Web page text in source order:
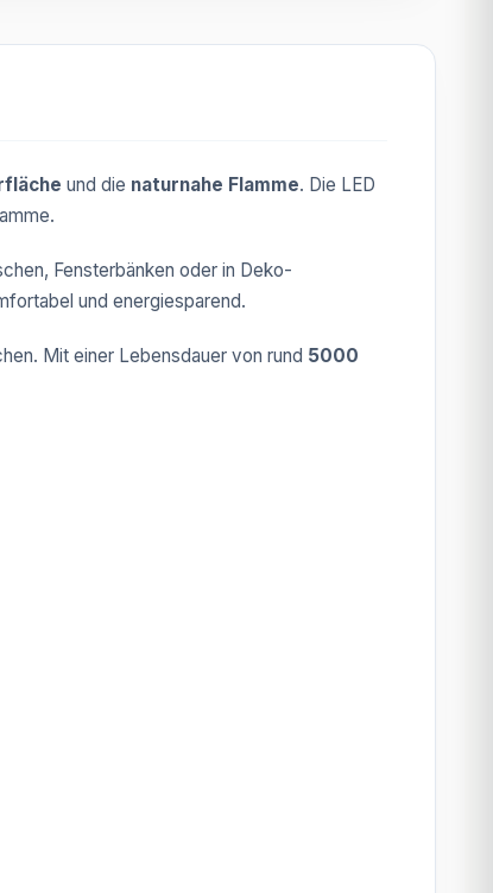
und die naturnahe Flamme. Die LED
Fensterbänken oder in Deko-
und energiesparend.
Mit einer Lebensdauer von rund 5000